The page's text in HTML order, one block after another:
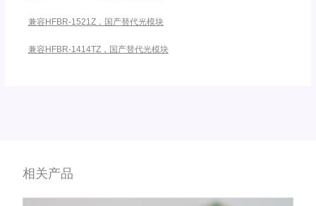
兼容HFBR-1521Z，国产替代光模块
兼容HFBR-1414TZ，国产替代光模块
相关产品